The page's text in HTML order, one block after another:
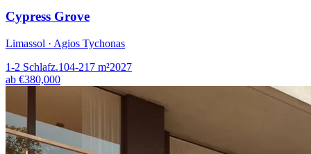
Cypress Grove
Limassol · Agios Tychonas
1-2 Schlafz.104-217 m²2027
ab €380,000